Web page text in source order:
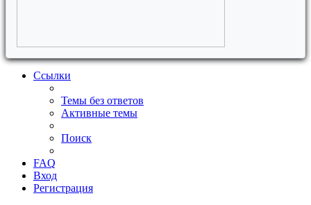
Ссылки
Темы без ответов
Активные темы
Поиск
FAQ
Вход
Регистрация